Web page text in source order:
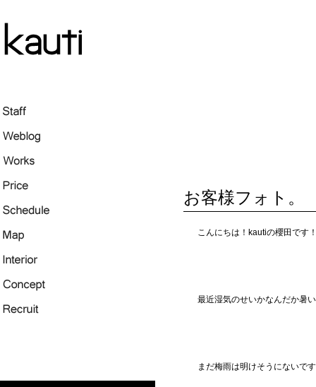
お客様フォト。
こんにちは！kautiの櫻田です
最近湿気のせいかなんだか暑
まだ梅雨は明けそうにないで